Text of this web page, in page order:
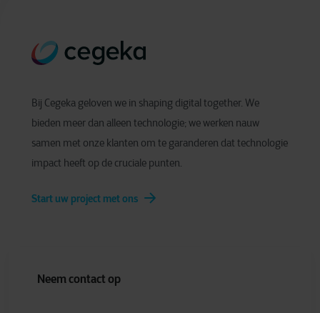
Bij Cegeka geloven we in shaping digital together. We
bieden meer dan alleen technologie; we werken nauw
samen met onze klanten om te garanderen dat technologie
impact heeft op de cruciale punten.
Start uw project met ons
Neem contact op